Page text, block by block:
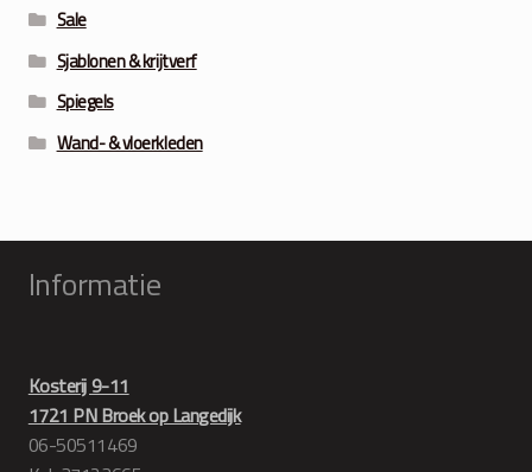
Sale
Sjablonen & krijtverf
Spiegels
Wand- & vloerkleden
Informatie
Kosterij 9-11
1721 PN Broek op Langedijk
06-50511469